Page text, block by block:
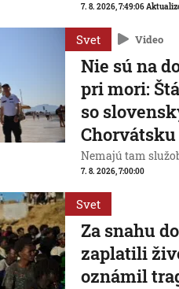
7. 8. 2026, 7:49:06
Svet Video
Nie sú na
pri mori:
so
Chorvátsku
Nemajú tam
7. 8. 2026, 7:00:00
Svet
Za snahu
zaplatili
oznámil